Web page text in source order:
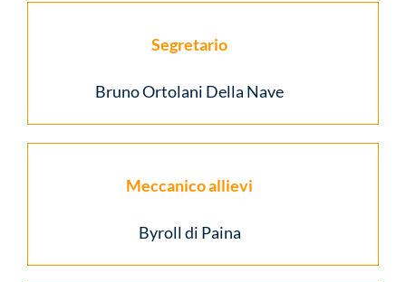
Segretario
Bruno Ortolani Della Nave
Meccanico allievi
Byroll di Paina